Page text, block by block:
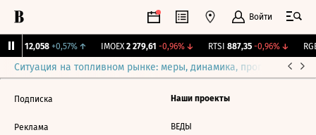
Войти
12,058 +0,57%↑ IMOEX 2 279,61 -0,96%↓ RTSI 887,35 -0,96%↓
Ситуация на топливном рынке: меры, динамика, прогнозы
Подписка
Реклама
Наши проекты
ВЕДЫ